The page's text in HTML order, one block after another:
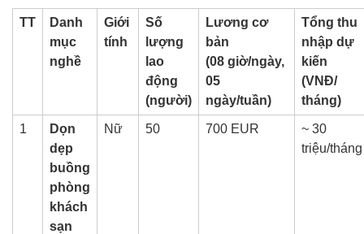
TT
Danh
mục
nghề
Giới
tính
Số
lượng
lao
động
(người)
Lương cơ
bản
(08 giờ/ngày,
05
ngày/tuần)
Tổng thu
nhập dự
kiến
(VNĐ/
tháng)
1
Dọn
dẹp
buồng
phòng
khách
sạn
Nữ 50 700 EUR
~ 30
triệu/tháng